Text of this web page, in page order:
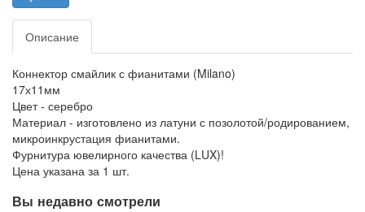
Описание
Коннектор смайлик с фианитами (Milano)
17х11мм
Цвет - серебро
Материал - изготовлено из латуни с позолотой/родированием,
микроинкрустация фианитами.
Фурнитура ювелирного качества (LUX)!
Цена указана за 1 шт.
Вы недавно смотрели